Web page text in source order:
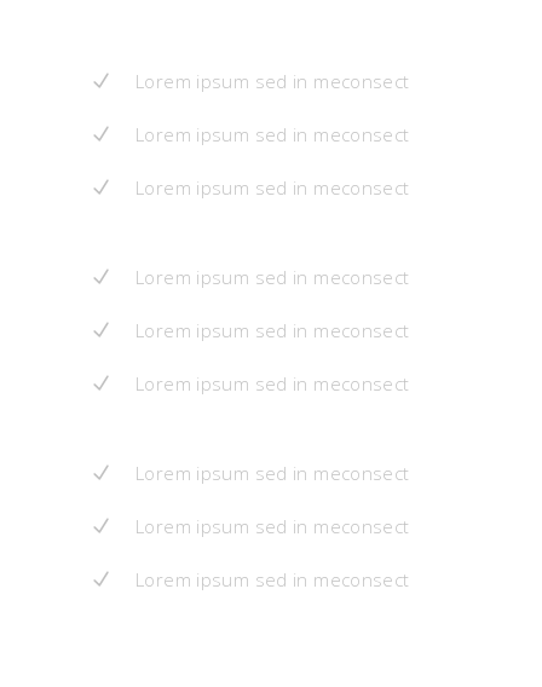
Lorem ipsum sed in meconsect
Lorem ipsum sed in meconsect
Lorem ipsum sed in meconsect
Lorem ipsum sed in meconsect
Lorem ipsum sed in meconsect
Lorem ipsum sed in meconsect
Lorem ipsum sed in meconsect
Lorem ipsum sed in meconsect
Lorem ipsum sed in meconsect